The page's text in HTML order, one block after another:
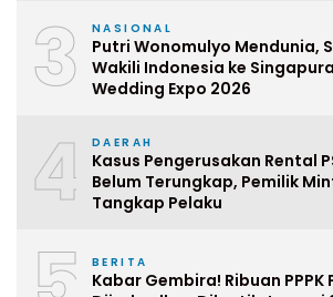
3 NASIONAL
Putri Wonomulyo Mendunia,
Wakili Indonesia ke
Wedding Expo 2026
4 DAERAH
Kasus Pengerusakan Rental
Belum Terungkap, Pemilik
Tangkap Pelaku
BERITA
Kabar Gembira! Ribuan PPPK